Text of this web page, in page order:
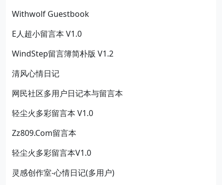
Withwolf Guestbook
E人超小留言本 V1.0
WindStep留言簿简朴版 V1.2
清风心情日记
网民社区多用户日记本与留言本
轻尘火多彩留言本 V1.0
Zz809.Com留言本
轻尘火多彩留言本V1.0
灵感创作室-心情日记(多用户)